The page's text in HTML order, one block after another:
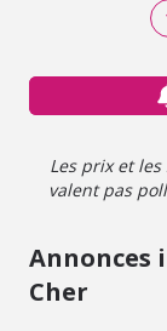
Les prix et
valent pas
Annonces
Cher